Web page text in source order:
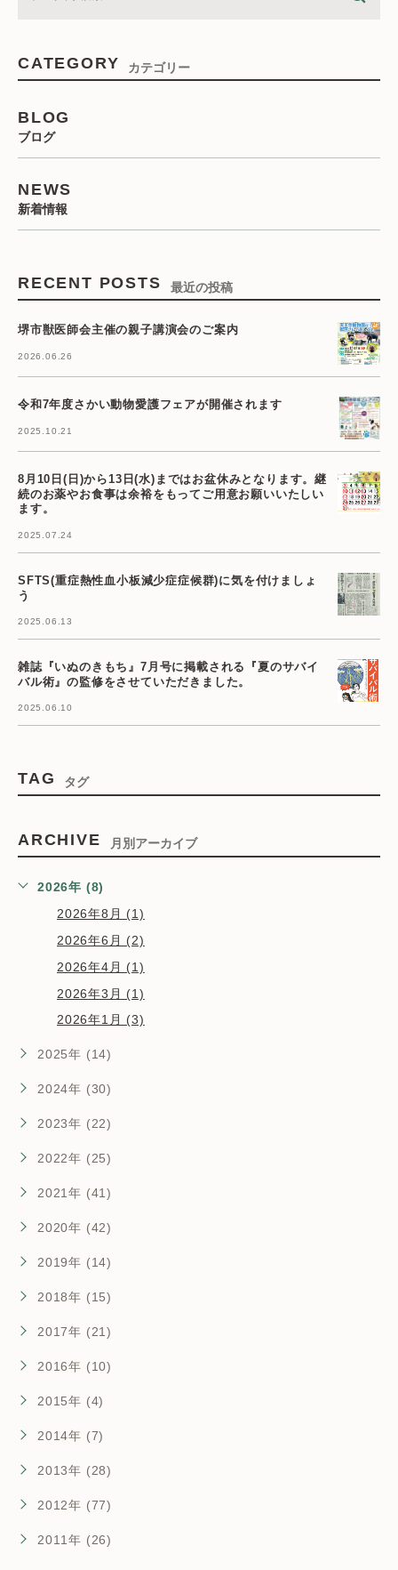
CATEGORY カテゴリー
BLOG
ブログ
NEWS
新着情報
RECENT POSTS 最近の投稿
堺市獣医師会主催の親子講演会のご案内
2026.06.26
令和7年度さかい動物愛護フェアが開催されます
2025.10.21
8月10日(日)から13日(水)まではお盆休みとなります。継
続のお薬やお食事は余裕をもってご用意お願いいたしい
ます。
2025.07.24
SFTS(重症熱性血小板減少症症候群)に気を付けましょ
う
2025.06.13
雑誌『いぬのきもち』7月号に掲載される『夏のサバイ
バル術』の監修をさせていただきました。
2025.06.10
TAG タグ
ARCHIVE 月別アーカイブ
2026年 (8)
2026年8月 (1)
2026年6月 (2)
2026年4月 (1)
2026年3月 (1)
2026年1月 (3)
2025年 (14)
2024年 (30)
2023年 (22)
2022年 (25)
2021年 (41)
2020年 (42)
2019年 (14)
2018年 (15)
2017年 (21)
2016年 (10)
2015年 (4)
2014年 (7)
2013年 (28)
2012年 (77)
2011年 (26)